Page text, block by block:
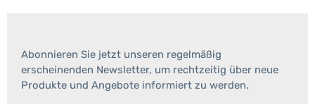
Abonnieren Sie jetzt unseren regelmäßig
erscheinenden Newsletter, um rechtzeitig über neue
Produkte und Angebote informiert zu werden.